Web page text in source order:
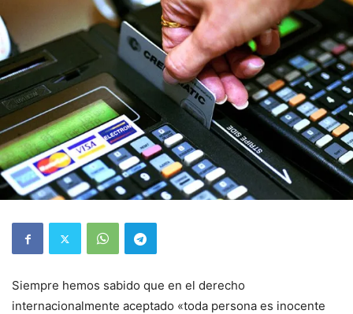
Siempre hemos sabido que en el derecho
internacionalmente aceptado «toda persona es inocente